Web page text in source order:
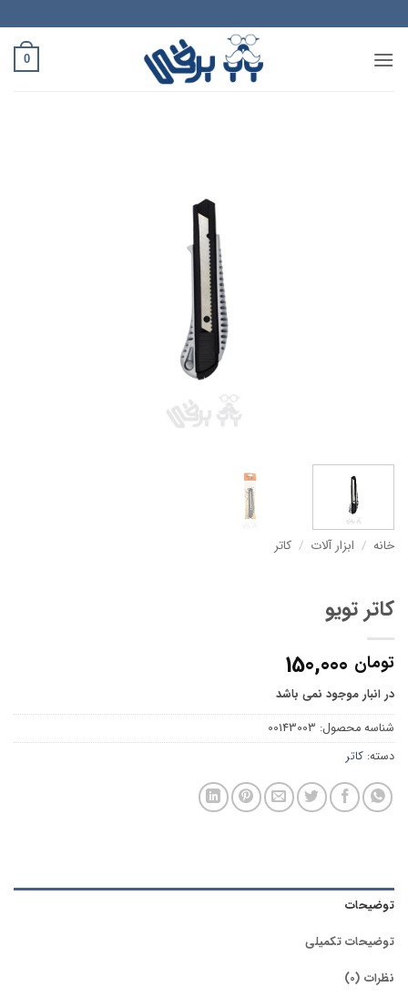
to
content
0
خانه / ابزار آلات / کاتر
کاتر تویو
تومان
در انبار موجود نمی باشد
شناسه محصول: 00143003
دسته: کاتر
توضیحات
توضیحات تکمیلی
نظرات (0)